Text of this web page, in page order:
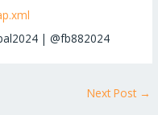
| @fb882024
Next Post →